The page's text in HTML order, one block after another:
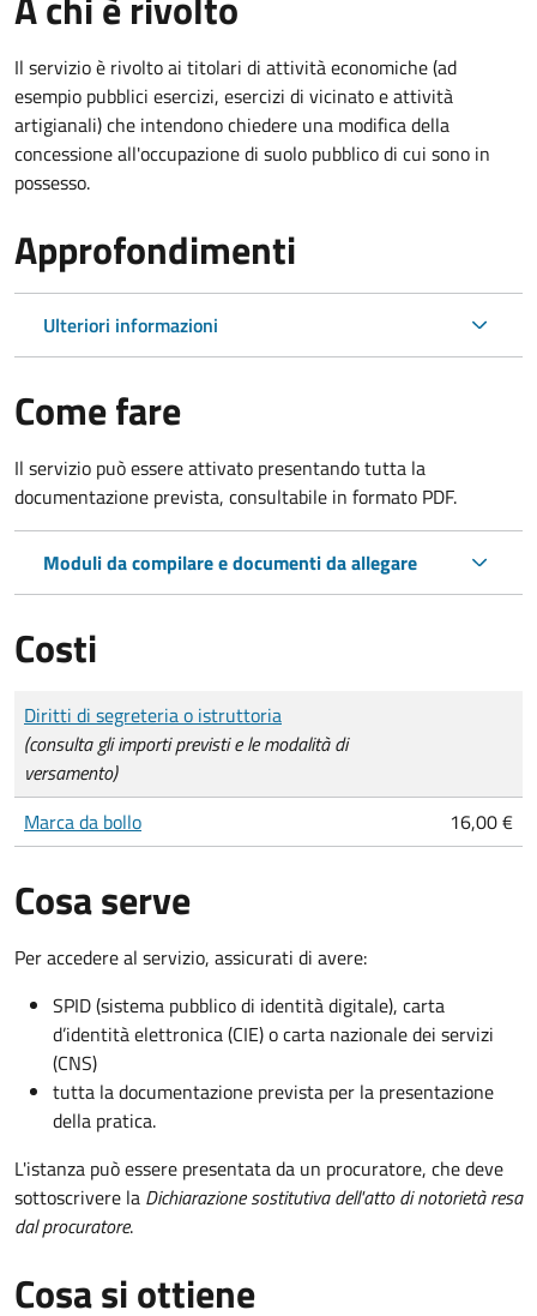
Il servizio è rivolto ai titolari di attività economiche (ad
esempio pubblici esercizi, esercizi di vicinato e attività
artigianali) che intendono chiedere una modifica della
concessione all'occupazione di suolo pubblico di cui sono in
possesso.
Approfondimenti
Ulteriori informazioni
Come fare
Il servizio può essere attivato presentando tutta la
documentazione prevista, consultabile in formato PDF.
Moduli da compilare e documenti da allegare
Costi
Tipo di pagamento
Importo
Diritti di segreteria o istruttoria
(consulta gli importi previsti e le modalità di
versamento)
Marca da bollo
16,00 €
Cosa serve
Per accedere al servizio, assicurati di avere:
SPID (sistema pubblico di identità digitale), carta
d’identità elettronica (CIE) o carta nazionale dei servizi
(CNS)
tutta la documentazione prevista per la presentazione
della pratica.
L'istanza può essere presentata da un procuratore, che deve
sottoscrivere la Dichiarazione sostitutiva dell'atto di notorietà resa
dal procuratore.
Cosa si ottiene